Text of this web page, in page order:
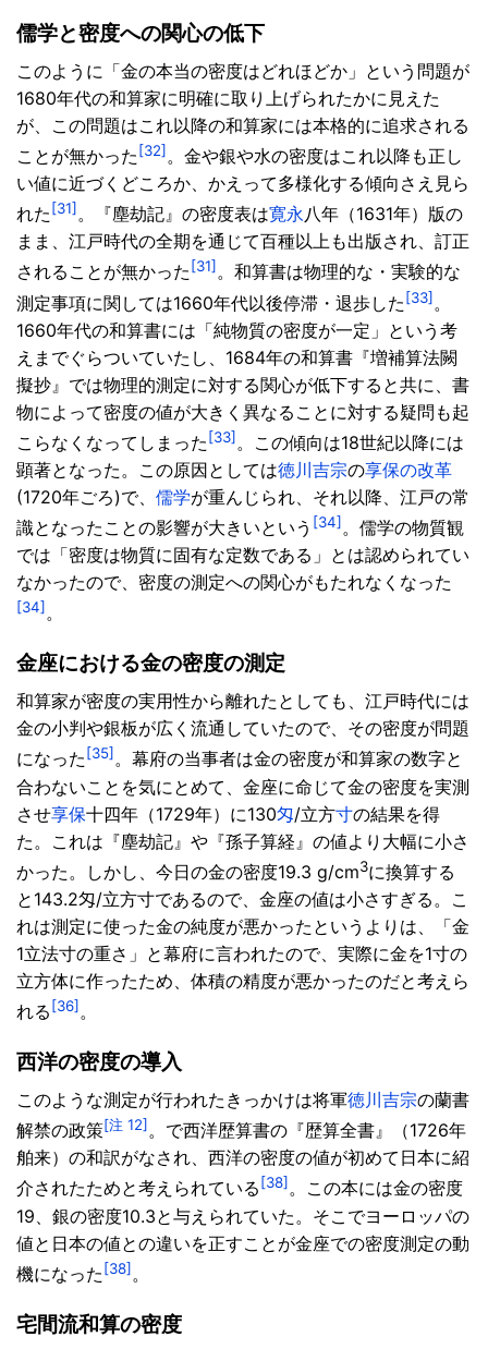
儒学と密度への関心の低下
このように「金の本当の密度はどれほどか」という問題が
1680年代の和算家に明確に取り上げられたかに見えた
が、この問題はこれ以降の和算家には本格的に追求される
ことが無かった[32]。金や銀や水の密度はこれ以降も正し
い値に近づくどころか、かえって多様化する傾向さえ見ら
れた [31] 。『塵劫記』の密度表は寛永八年（1631年）版の
まま、江戸時代の全期を通じて百種以上も出版され、訂正
されることが無かった [31] 。和算書は物理的な・実験的な
測定事項に関しては1660年代以後停滞・退歩した[33]。
1660年代の和算書には「純物質の密度が一定」という考
えまでぐらついていたし、1684年の和算書『増補算法闕
擬抄』では物理的測定に対する関心が低下すると共に、書
物によって密度の値が大きく異なることに対する疑問も起
こらなくなってしまった [33] 。この傾向は18世紀以降には
顕著となった。この原因としては徳川吉宗の享保の改革
(1720年ごろ)で、 儒学が重んじられ、それ以降、江戸の常
識となったことの影響が大きいという [34] 。儒学の物質観
では「密度は物質に固有な定数である」とは認められてい
なかったので、密度の測定への関心がもたれなくなった
[34] 。
金座における金の密度の測定
和算家が密度の実用性から離れたとしても、江戸時代には
金の小判や銀板が広く流通していたので、その密度が問題
になった [35] 。幕府の当事者は金の密度が和算家の数字と
合わないことを気にとめて、金座に命じて金の密度を実測
させ享保十四年（1729年）に130匁/立方寸の結果を得
た。これは『塵劫記』や『孫子算経』の値より大幅に小さ
かった。しかし、今日の金の密度19.3 g/cm3に換算する
と143.2匁/立方寸であるので、金座の値は小さすぎる。こ
れは測定に使った金の純度が悪かったというよりは、「金
1立法寸の重さ」と幕府に言われたので、実際に金を1寸の
立方体に作ったため、体積の精度が悪かったのだと考えら
れる [36] 。
西洋の密度の導入
このような測定が行われたきっかけは将軍徳川吉宗の蘭書
解禁の政策[注 12] 。で西洋歴算書の『歴算全書』（1726年
舶来）の和訳がなされ、西洋の密度の値が初めて日本に紹
介されたためと考えられている [38] 。この本には金の密度
19、銀の密度10.3と与えられていた。そこでヨーロッパの
値と日本の値との違いを正すことが金座での密度測定の動
機になった [38] 。
宅間流和算の密度